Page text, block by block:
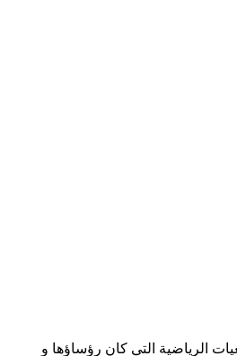
الرياضية التي كان رؤساؤها و